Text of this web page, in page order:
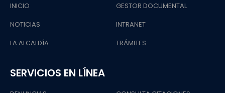
INICIO
NOTICIAS
LA ALCALDÍA
GESTOR DOCUMENTAL
INTRANET
TRÁMITES
SERVICIOS EN LÍNEA